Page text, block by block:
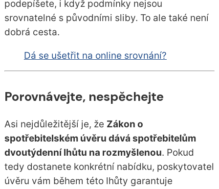
podepíšete, i když podmínky nejsou
srovnatelné s původními sliby. To ale také není
dobrá cesta.
Dá se ušetřit na online srovnání?
Porovnávejte, nespěchejte
Asi nejdůležitější je, že Zákon o
spotřebitelském úvěru dává spotřebitelům
dvoutýdenní lhůtu na rozmyšlenou. Pokud
tedy dostanete konkrétní nabídku, poskytovatel
úvěru vám během této lhůty garantuje